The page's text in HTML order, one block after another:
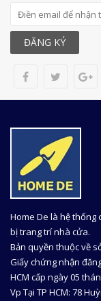
ĐĂNG KÝ
Home De là hệ thống
bị trang trí nhà cửa.
Bản quyền thuộc về
Giấy chứng nhận
HCM cấp ngày 05
Vp Tại TP HCM: 78